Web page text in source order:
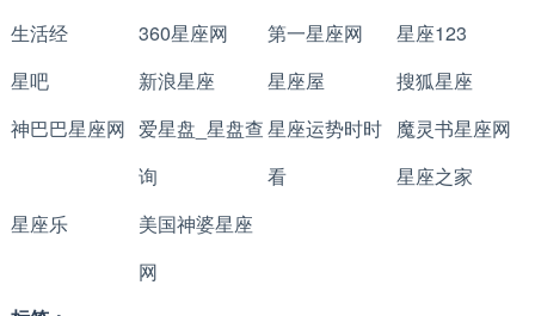
生活经
360星座网 第一星座网
星座123
星吧
新浪星座 星座屋
搜狐星座
神巴巴星座网 爱星盘_星盘查
询
星座运势时时
看
魔灵书星座网
星座之家
星座乐
美国神婆星座
网